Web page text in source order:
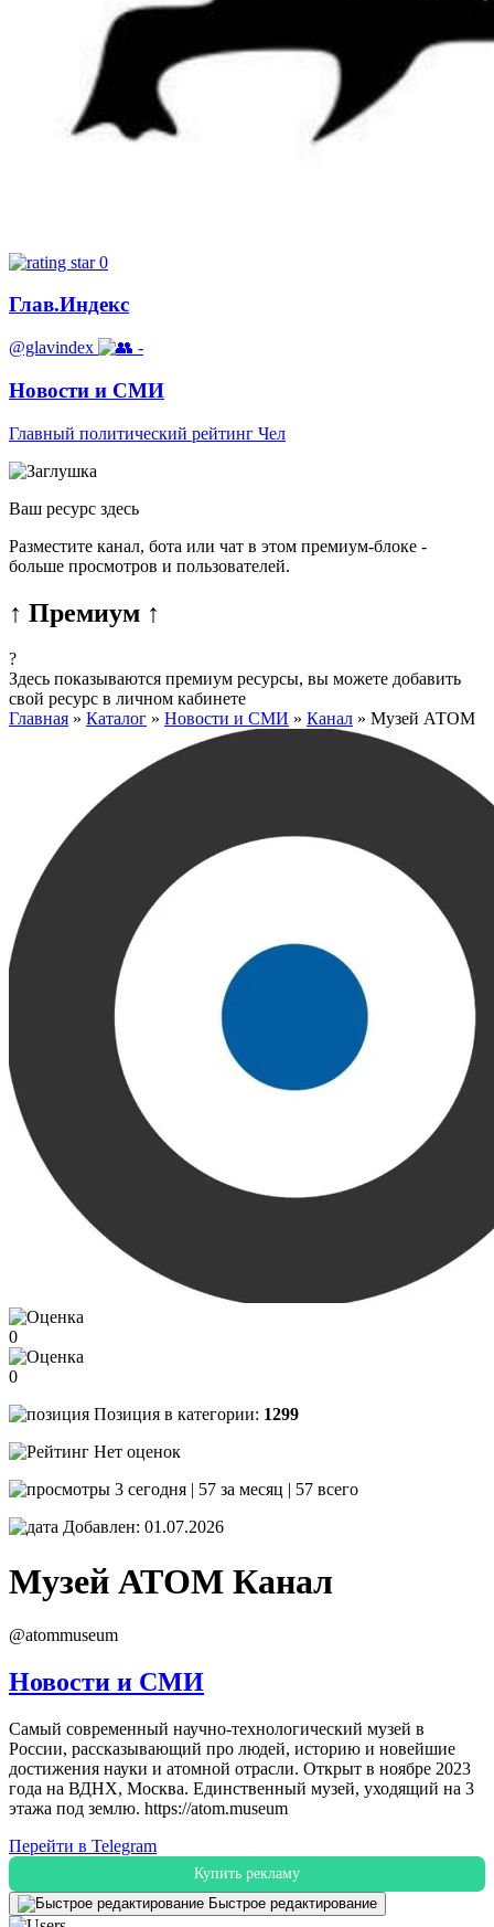
0
Глав.Индекс
@glavindex -
Новости и СМИ
Главный политический рейтинг Чел
Ваш ресурс здесь
Разместите канал, бота или чат в этом премиум-блоке -
больше просмотров и пользователей.
↑ Премиум ↑
?
Здесь показываются премиум ресурсы, вы можете добавить
свой ресурс в личном кабинете
Главная » Каталог » Новости и СМИ » Канал » Музей АТОМ
0
0
Позиция в категории: 1299
Нет оценок
3 сегодня | 57 за месяц | 57 всего
Добавлен: 01.07.2026
Музей АТОМ Канал
@atommuseum
Новости и СМИ
Самый современный научно-технологический музей в
России, рассказывающий про людей, историю и новейшие
достижения науки и атомной отрасли. Открыт в ноябре 2023
года на ВДНХ, Москва. Единственный музей, уходящий на 3
этажа под землю. https://atom.museum
Перейти в Telegram
Купить рекламу
Быстрое редактирование